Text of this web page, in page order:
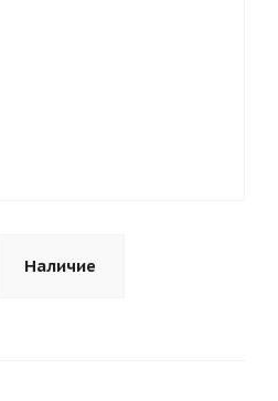
Наличие